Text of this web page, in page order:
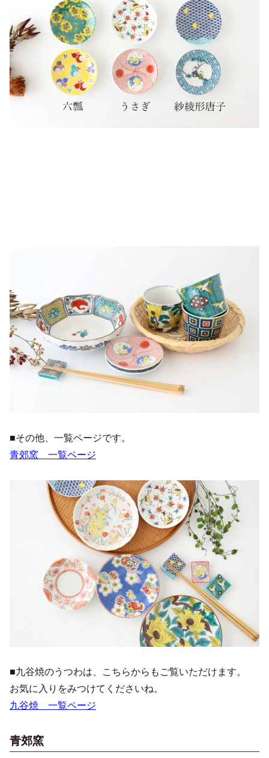
■その他、一覧ページです。
青郊窯 一覧ページ
■九谷焼のうつわは、こちらからもご覧いただけます。
お気に入りをみつけてくださいね。
九谷焼 一覧ページ
青郊窯